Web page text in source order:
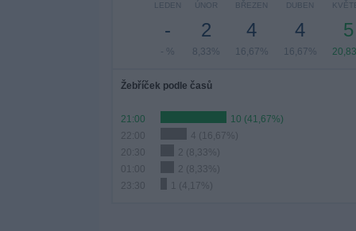
LEDEN
-
- %
ÚNOR
2
8,33%
BŘEZEN
4
16,67%
DUBEN
4
16,67%
5
Žebříček podle časů
21:00
10 (41,67%)
22:00
4 (16,67%)
20:30
2 (8,33%)
2 (8,33%)
23:30
1 (4,17%)